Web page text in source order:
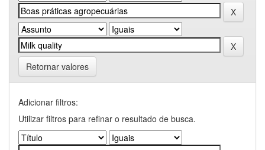
Retornar valores
Adicionar filtros:
Utilizar filtros para refinar o resultado de busca.